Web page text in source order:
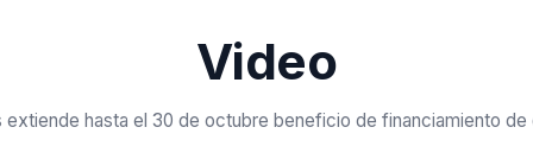
Video
extiende hasta el 30 de octubre beneficio de financiamiento